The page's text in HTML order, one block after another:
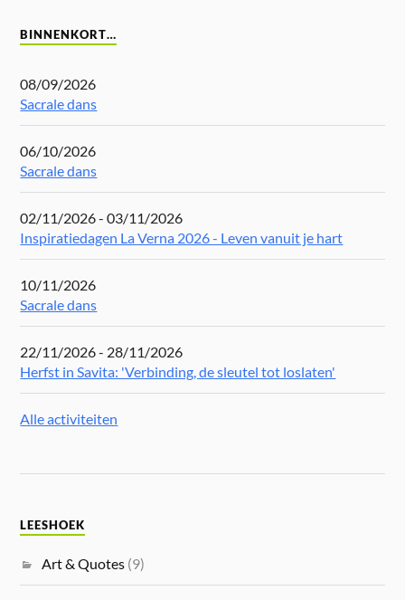
BINNENKORT…
08/09/2026
Sacrale dans
06/10/2026
Sacrale dans
02/11/2026 - 03/11/2026
Inspiratiedagen La Verna 2026 - Leven vanuit je hart
10/11/2026
Sacrale dans
22/11/2026 - 28/11/2026
Herfst in Savita: 'Verbinding, de sleutel tot loslaten'
Alle activiteiten
LEESHOEK
Art & Quotes (9)